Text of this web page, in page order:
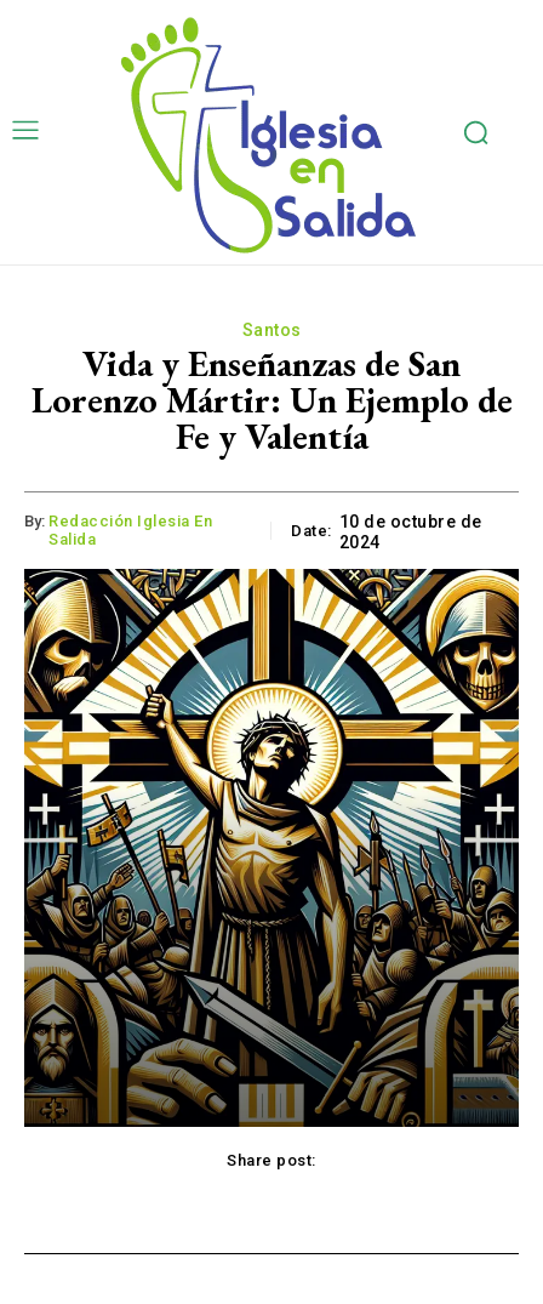
Santos
Vida y Enseñanzas de San
Lorenzo Mártir: Un Ejemplo de
Fe y Valentía
By: Redacción Iglesia En
Salida
Date: 10 de octubre de
2024
Share post: